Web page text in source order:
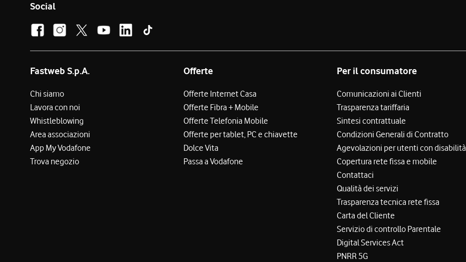
Social
Fastweb S.p.A.
Chi siamo
Lavora con noi
Whistleblowing
Area associazioni
App My Vodafone
Trova negozio
Offerte
Offerte Internet Casa
Offerte Fibra + Mobile
Offerte Telefonia Mobile
Offerte per tablet, PC e chiavette
Dolce Vita
Passa a Vodafone
Per il consumatore
Comunicazioni ai Clienti
Trasparenza tariffaria
Sintesi contrattuale
Condizioni Generali di Contratto
Agevolazioni per utenti con disabilità
Copertura rete fissa e mobile
Contattaci
Qualità dei servizi
Trasparenza tecnica rete fissa
Carta del Cliente
Servizio di controllo Parentale
Digital Services Act
PNRR 5G